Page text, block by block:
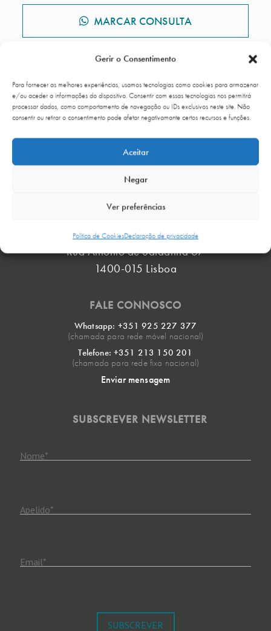
Gerir o Consentimento
Para fornecer as melhores experiências, usamos tecnologias como cookies para armazenar
e/ou aceder a informações do dispositivo. Consentir com essas tecnologias nos permitirá
processar dados, como comportamento de navegação ou IDs exclusivos neste site. Não
consentir ou retirar o consentimento pode afetar negativamante certos recursos e funções.
Aceitar
Negar
Ver preferências
Política de CookiesDeclaração de privacidade
MARCAR CONSULTA
GALERIA DE CASOS CLÍNICOS
ONDE ESTAMOS
Rua António de Saldanha 67
1400-015 Lisboa
FALE CONNOSCO
Whatsapp: +351 925 227 377
(chamada para rede móvel nacional)
Telefone: +351 213 150 201
(chamada para rede fixa nacional)
Enviar mensagem
SUBSCREVER NEWSLETTER
Nome*
Apelido*
Email*
SUBSCREVER